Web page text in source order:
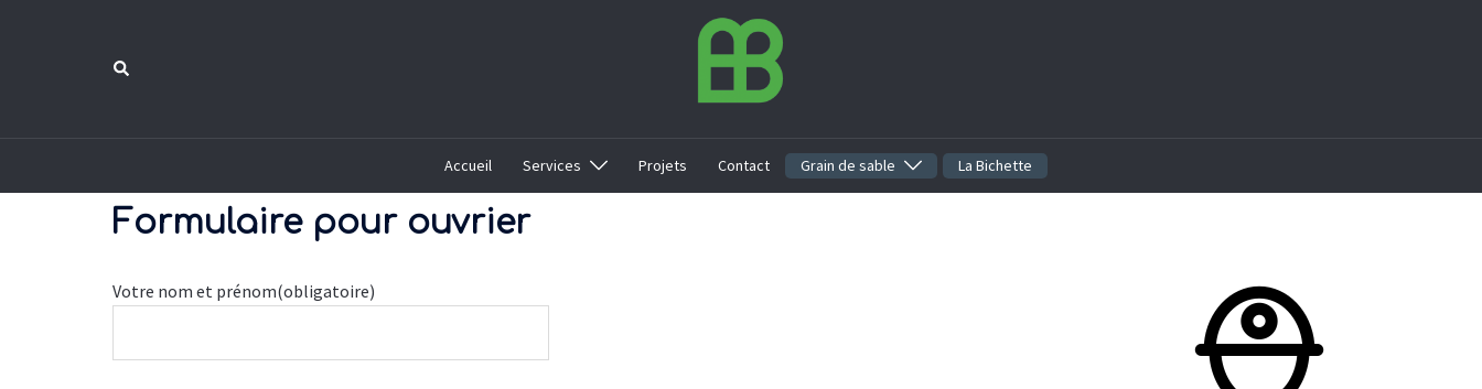
Rechercher
Accueil Services Projets Contact Grain de sable La Bichette
Formulaire pour ouvrier
Votre nom et prénom(obligatoire)